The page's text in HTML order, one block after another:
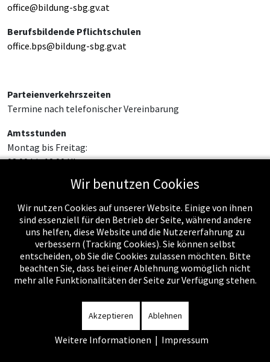
office@bildung-sbg.gv.at
Berufsbildende Pflichtschulen
office.bps@bildung-sbg.gv.at
Parteienverkehrszeiten
Termine nach telefonischer Vereinbarung
Amtsstunden
Montag bis Freitag:
08:00 bis 12:00 Uhr
Wir benutzen Cookies
Wir nutzen Cookies auf unserer Website. Einige von ihnen
sind essenziell für den Betrieb der Seite, während andere
uns helfen, diese Website und die Nutzererfahrung zu
verbessern (Tracking Cookies). Sie können selbst
entscheiden, ob Sie die Cookies zulassen möchten. Bitte
beachten Sie, dass bei einer Ablehnung womöglich nicht
mehr alle Funktionalitäten der Seite zur Verfügung stehen.
Akzeptieren Ablehnen
Weitere Informationen | Impressum